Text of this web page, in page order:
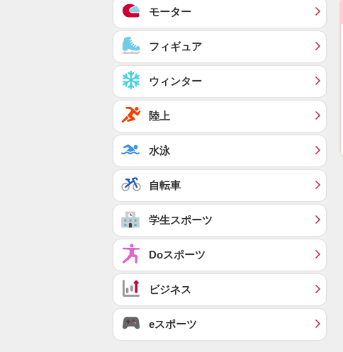
モーター
フィギュア
ウィンター
陸上
水泳
自転車
学生スポーツ
Doスポーツ
ビジネス
eスポーツ